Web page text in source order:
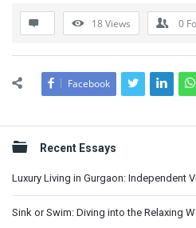
18Views 0
Facebook
Sidebar
Recent Essays
Luxury Living in Gurgaon: Independent
Sink or Swim: Diving into the Relaxing